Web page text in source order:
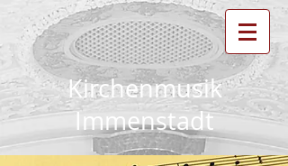
Kirchenmusik
Immenstadt